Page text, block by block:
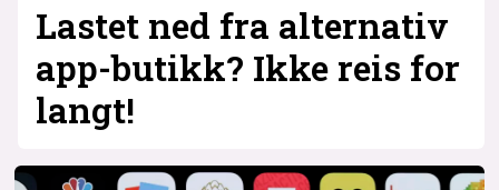
Lastet ned fra alternativ
app-butikk? Ikke reis for
langt!